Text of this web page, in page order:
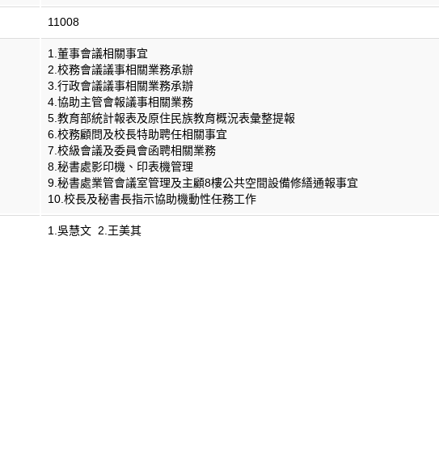
11008
1.董事會議相關事宜
2.校務會議議事相關業務承辦
3.行政會議議事相關業務承辦
4.協助主管會報議事相關業務
5.教育部統計報表及原住民族教育概況表彙整提報
6.校務顧問及校長特助聘任相關事宜
7.校級會議及委員會函聘相關業務
8.秘書處影印機、印表機管理
9.秘書處業管會議室管理及主顧8樓公共空間設備修繕通報事宜
10.校長及秘書長指示協助機動性任務工作
1.吳慧文 2.王美其